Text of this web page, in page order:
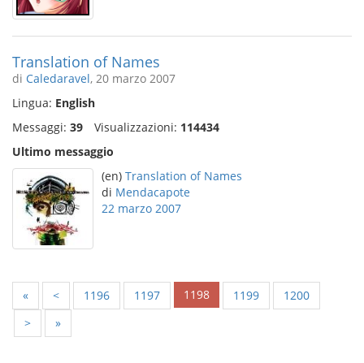
Translation of Names
di Caledaravel, 20 marzo 2007
Lingua: English
Messaggi: 39 Visualizzazioni: 114434
Ultimo messaggio
(en) Translation of Names
di Mendacapote
22 marzo 2007
« < 1196 1197 1198 1199
1200
>
»